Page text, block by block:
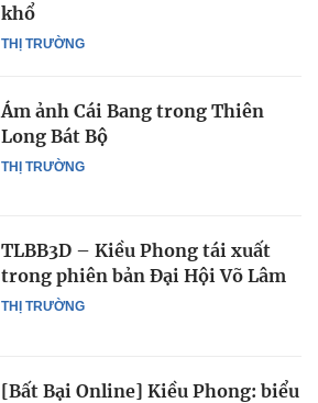
THỊ TRƯỜNG
khổ
THỊ TRƯỜNG
Ám ảnh Cái Bang trong Thiên
Long Bát Bộ
THỊ TRƯỜNG
TLBB3D – Kiều Phong tái xuất
trong phiên bản Đại Hội Võ Lâm
[Bất Bại Online] Kiều Phong: biểu